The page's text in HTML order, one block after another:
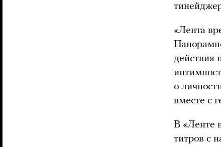
«Лента
действия
о
вместе с
В «Ленте
титров с